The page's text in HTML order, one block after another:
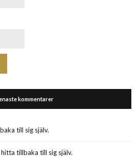
kommentarer
till sig själv.
tillbaka till sig själv.